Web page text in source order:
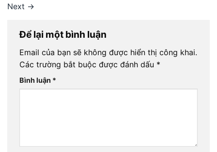
Next →
Để lại một bình luận
Email của bạn sẽ không được hiển thị công khai.
Các trường bắt buộc được đánh dấu *
Bình luận *